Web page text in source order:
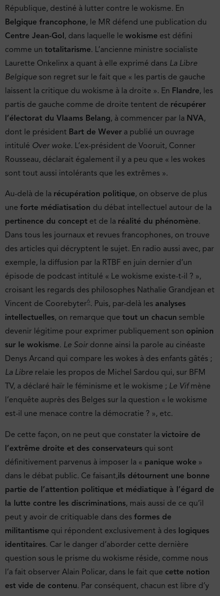
République, destiné à lutter contre le wokisme. En
Belgique francophone, le MR défend une publication du
Centre Jean-Gol, dans laquelle le wokisme est défini
comme un totalitarisme. L’ancienne ministre socialiste
Laurette Onkelinx a quant à elle exprimé dans La Libre
Belgique son regret sur le fait que « les partis de gauche
laissent la critique du wokisme à la droite ». En Flandre, les
partis de gauche comme de droite tentent de récupérer
l’électorat du Vlaams Belang, à commencer par la NVA,
dont le président Bart de Wever a publié un ouvrage
intitulé Over woke. L’ex-président de Vooruit, Conner
Rousseau, déclarait également il y a peu que « les wokes
sont tout aussi intolérants que les extrêmes ».
Au-delà de la récupération politique, on observe de plus
une forte médiatisation du débat intellectuel autour de la
pertinence du concept et de la réalité du phénomène.
Dans tous les journaux et revues francophones, on trouve
des articles qui décryptent le sujet. En radio aussi avec, par
exemple, la diffusion par la RTBF en juin dernier d’un
épisode de podcast intitulé « Le wokisme existe-t-il ? »,
croisant les regards des philosophes Nathalie Grandjean et
Vincent de Coorebyter6. Puis, par-delà les analyses
intellectuelles, on remarque que tout un chacun semble
devenir légitime pour exprimer publiquement son opinion
sur le wokisme. Le Soir donne ainsi la parole au cinéaste
Denys Arcand qui compare les wokes à des enfants gâtés ;
La Libre relaie les propos de Michel Sardou qui, sur BFM
TV, a déclaré haïr le féminisme et le wokisme ; Le Vifmène
l’enquête auprès des Belges sur la question « le wokisme
est-il une menace contre la démocratie ? », etc.
De cette façon, on ne peut que constater la victoire de
l’extrême droite et des conservateurs qui sont
définitivement parvenus à imposer la « panique woke »
dans le débat public. Ce faisant,ils détournent une bonne
partie de l’attention politique et médiatique à l’égard de
la lutte contre les discriminations, mais aussi de ce qu’il
peut y avoir de critiquable dans des formes de
militantisme qui répondent exclusivement à des logiques
identitaires. Car le danger d’aborder cette dernière
question sous le prisme du wokisme réside, comme nous
l’a fait observer Alain Policar, dans le fait que cette notion
est vide de contenu. Par conséquent, chacun est libre d’y